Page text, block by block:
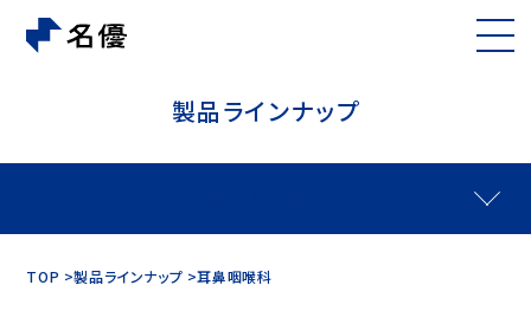
製品ラインナップ
TOP 製品ラインナップ 耳鼻咽喉科